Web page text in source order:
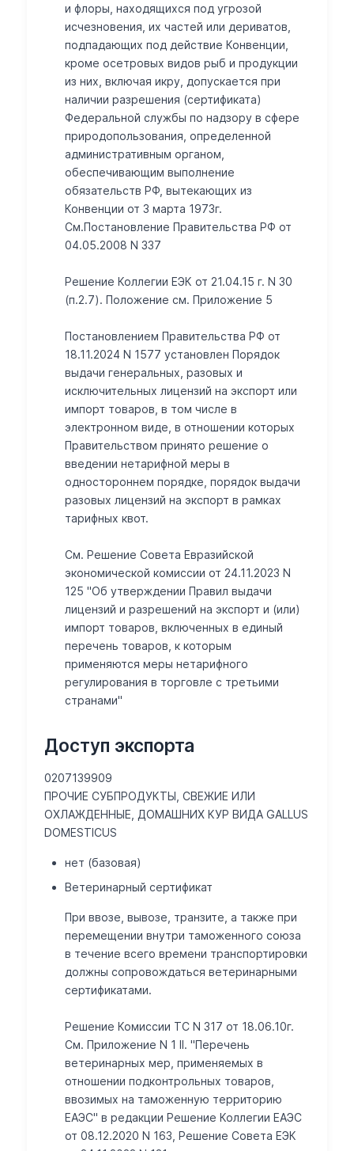
и флоры, находящихся под угрозой
исчезновения, их частей или дериватов,
подпадающих под действие Конвенции,
кроме осетровых видов рыб и продукции
из них, включая икру, допускается при
наличии разрешения (сертификата)
Федеральной службы по надзору в сфере
природопользования, определенной
административным органом,
обеспечивающим выполнение
обязательств РФ, вытекающих из
Конвенции от 3 марта 1973г.
См.Постановление Правительства РФ от
04.05.2008 N 337
Решение Коллегии ЕЭК от 21.04.15 г. N 30
(п.2.7). Положение см. Приложение 5
Постановлением Правительства РФ от
18.11.2024 N 1577 установлен Порядок
выдачи генеральных, разовых и
исключительных лицензий на экспорт или
импорт товаров, в том числе в
электронном виде, в отношении которых
Правительством принято решение о
введении нетарифной меры в
одностороннем порядке, порядок выдачи
разовых лицензий на экспорт в рамках
тарифных квот.
См. Решение Совета Евразийской
экономической комиссии от 24.11.2023 N
125 "Об утверждении Правил выдачи
лицензий и разрешений на экспорт и (или)
импорт товаров, включенных в единый
перечень товаров, к которым
применяются меры нетарифного
регулирования в торговле с третьими
странами"
Доступ экспорта
0207139909
ПРОЧИЕ СУБПРОДУКТЫ, СВЕЖИЕ ИЛИ
ОХЛАЖДЕННЫЕ, ДОМАШНИХ КУР ВИДА GALLUS
DOMESTICUS
нет (базовая)
Ветеринарный сертификат
При ввозе, вывозе, транзите, а также при
перемещении внутри таможенного союза
в течение всего времени транспортировки
должны сопровождаться ветеринарными
сертификатами.
Решение Комиссии ТС N 317 от 18.06.10г.
См. Приложение N 1 II. "Перечень
ветеринарных мер, применяемых в
отношении подконтрольных товаров,
ввозимых на таможенную территорию
ЕАЭС" в редакции Решение Коллегии ЕАЭС
от 08.12.2020 N 163, Решение Совета ЕЭК